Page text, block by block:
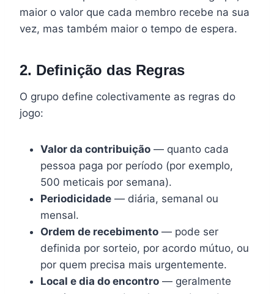
maior o valor que cada membro recebe na sua
vez, mas também maior o tempo de espera.
2. Definição das Regras
O grupo define colectivamente as regras do
jogo:
Valor da contribuição — quanto cada
pessoa paga por período (por exemplo,
500 meticais por semana).
Periodicidade — diária, semanal ou
mensal.
Ordem de recebimento — pode ser
definida por sorteio, por acordo mútuo, ou
por quem precisa mais urgentemente.
Local e dia do encontro — geralmente